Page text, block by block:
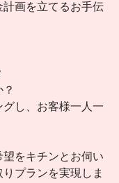
画を立てるお手伝
し、お客様一人一
をキチンとお伺い
プランを実現しま